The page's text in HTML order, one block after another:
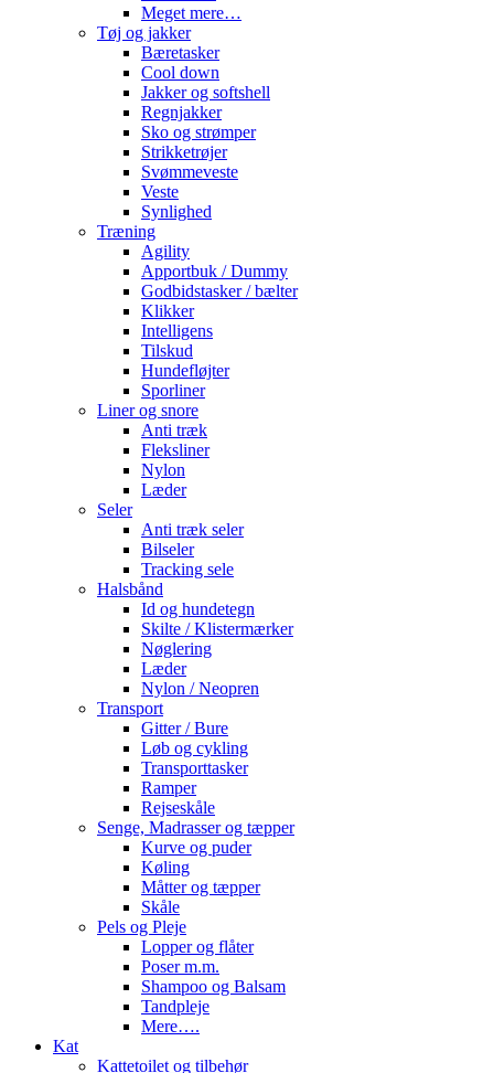
Meget mere…
Tøj og jakker
Bæretasker
Cool down
Jakker og softshell
Regnjakker
Sko og strømper
Strikketrøjer
Svømmeveste
Veste
Synlighed
Træning
Agility
Apportbuk / Dummy
Godbidstasker / bælter
Klikker
Intelligens
Tilskud
Hundefløjter
Sporliner
Liner og snore
Anti træk
Fleksliner
Nylon
Læder
Seler
Anti træk seler
Bilseler
Tracking sele
Halsbånd
Id og hundetegn
Skilte / Klistermærker
Nøglering
Læder
Nylon / Neopren
Transport
Gitter / Bure
Løb og cykling
Transporttasker
Ramper
Rejseskåle
Senge, Madrasser og tæpper
Kurve og puder
Køling
Måtter og tæpper
Skåle
Pels og Pleje
Lopper og flåter
Poser m.m.
Shampoo og Balsam
Tandpleje
Mere….
Kat
Kattetoilet og tilbehør